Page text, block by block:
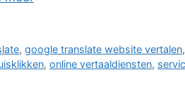
,google translate website vertalen,
, online vertaaldiensten,